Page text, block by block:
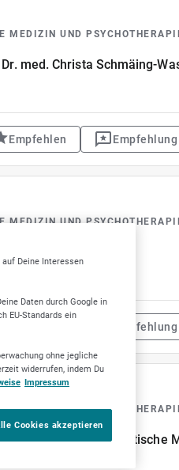
MEDIZIN UND
med. Christa Schmäing-
Empfehlen
MEDIZIN UND
MEDIZIN UND
Praxis für Psychosomatische
Deine Interessen
Daten durch Google in
EU-Standards ein
ohne jegliche
widerrufen, indem Du
Impressum
Cookies akzeptieren